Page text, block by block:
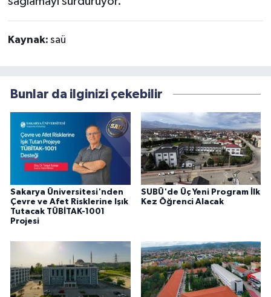
Kaynak: saü
Bunlar da ilginizi çekebilir
Sakarya Üniversitesi'nden
Çevre ve Afet Risklerine Işık
Tutacak TÜBİTAK-1001
Projesi
SUBÜ'de Üç Yeni Program İlk
Kez Öğrenci Alacak